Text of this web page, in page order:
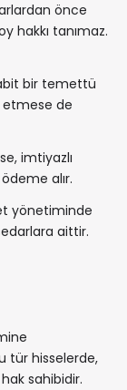
önce
hakkı tanımaz.
bir temettü
etmese de
imtiyazlı
alır.
yönetiminde
aittir.
tür hisselerde,
sahibidir.